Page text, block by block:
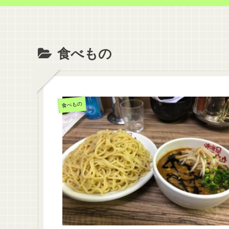
食べもの
食べもの